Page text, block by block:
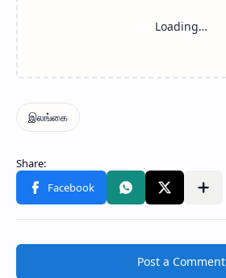
Post a Comment